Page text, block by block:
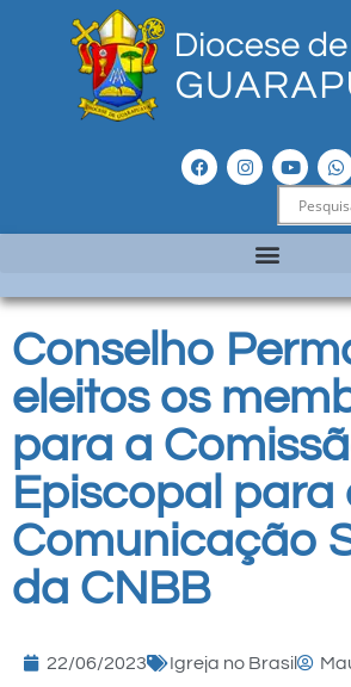
Conselho
eleitos os
para a
Episcopal para
Comunicação
da CNBB
22/06/2023 Igreja no Brasil